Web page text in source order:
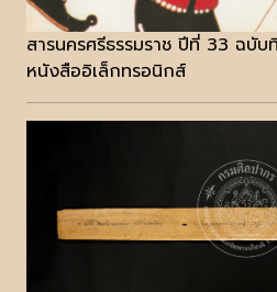
สารนครศรีธรรมราช ปีที่ 33 ฉบั
หนังสืออิเล็กทรอนิกส์